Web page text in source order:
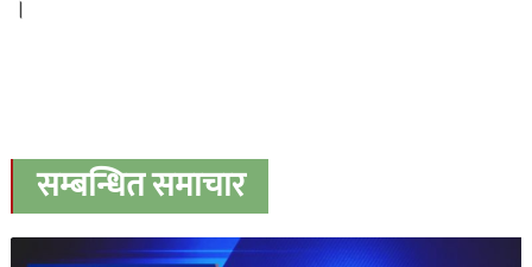
सम्बन्धित समाचार